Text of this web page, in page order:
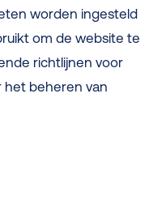
worden ingesteld
om de website te
richtlijnen voor
het beheren van